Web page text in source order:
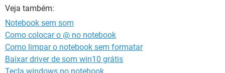
Veja também:
Notebook sem som
Como colocar o @ no notebook
Como limpar o notebook sem formatar
Baixar driver de som win10 grátis